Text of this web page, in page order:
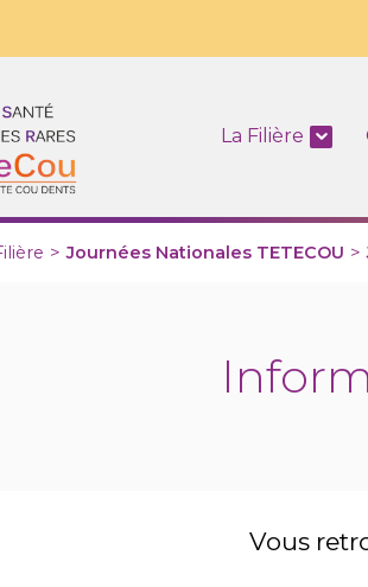
La Filière
> Journées Nationales TETECOU >
Vous